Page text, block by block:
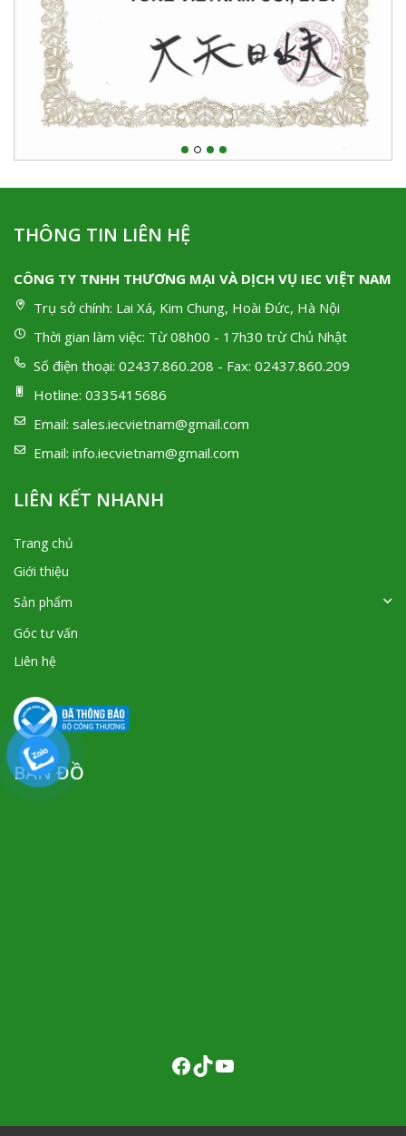
THÔNG TIN LIÊN HỆ
CÔNG TY TNHH THƯƠNG MẠI VÀ DỊCH VỤ IEC VIỆT NAM
Trụ sở chính: Lai Xá, Kim Chung, Hoài Đức, Hà Nội
Thời gian làm việc: Từ 08h00 - 17h30 trừ Chủ Nhật
Số điện thoại: 02437.860.208 - Fax: 02437.860.209
Hotline: 0335415686
Email: sales.iecvietnam@gmail.com
Email: info.iecvietnam@gmail.com
LIÊN KẾT NHANH
Trang chủ
Giới thiệu
Sản phẩm
Góc tư vấn
Liên hệ
BẢN ĐỒ